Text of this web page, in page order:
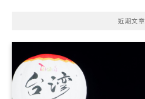
近期文章